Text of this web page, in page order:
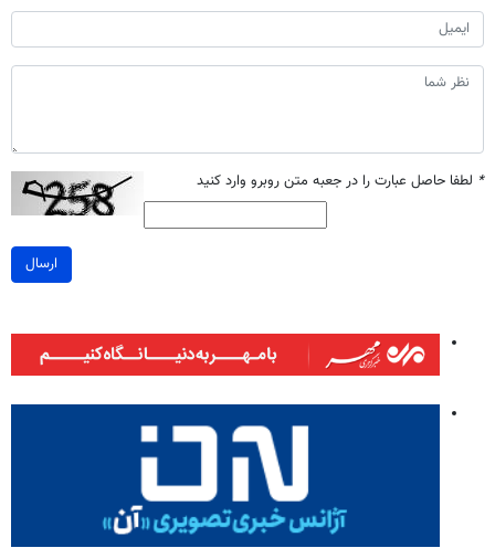
* لطفا حاصل عبارت را در جعبه متن روبرو وارد کنید
ارسال